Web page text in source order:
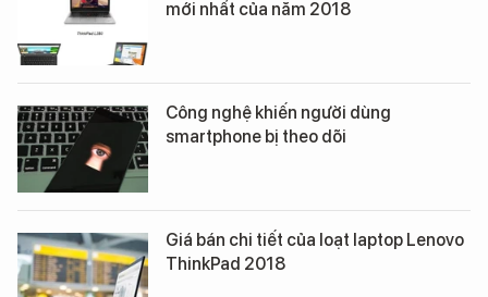
mới nhất của năm 2018
Công nghệ khiến người dùng
smartphone bị theo dõi
Giá bán chi tiết của loạt laptop Lenovo
ThinkPad 2018